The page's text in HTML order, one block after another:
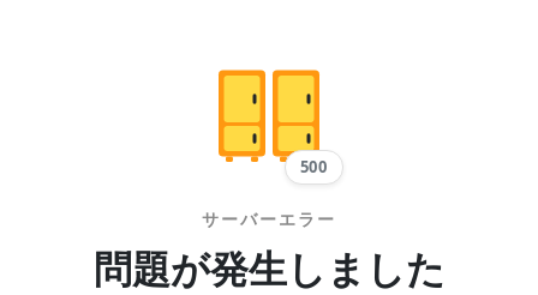
500
サーバーエラー
問題が発生しました